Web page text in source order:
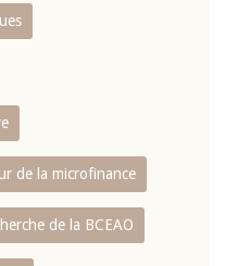
de la microfinance
de la BCEAO